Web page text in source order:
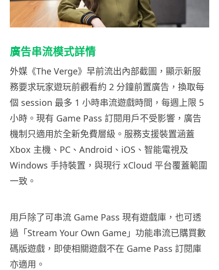
廣告串流模式詳情
外媒《The Verge》早前流出內部截圖，顯示新服
務要求玩家遊玩前觀看約 2 分鐘前置廣告，換取每
個 session 最多 1 小時串流遊戲時間，每週上限 5
小時。現有 Game Pass 訂閱用戶不受影響，廣告
機制只適用於全新免費層級。服務支援裝置涵蓋
Xbox 主機、PC、Android、iOS、智能電視及
Windows 手持裝置，與現行 xCloud 平台覆蓋範圍
一致。
用戶除了可串流 Game Pass 現有遊戲庫，也可透
過「Stream Your Own Game」功能串流已購買數
碼版遊戲，即使相關遊戲不在 Game Pass 訂閱庫
亦適用。